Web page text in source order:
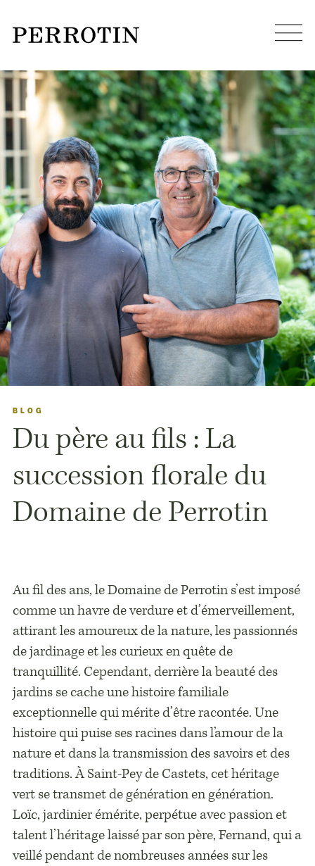
BLOG
Du père au fils : La
succession florale du
Domaine de Perrotin
Au fil des ans, le Domaine de Perrotin s’est imposé
comme un havre de verdure et d’émerveillement,
attirant les amoureux de la nature, les passionnés
de jardinage et les curieux en quête de
tranquillité. Cependant, derrière la beauté des
jardins se cache une histoire familiale
exceptionnelle qui mérite d’être racontée. Une
histoire qui puise ses racines dans l’amour de la
nature et dans la transmission des savoirs et des
traditions. À Saint-Pey de Castets, cet héritage
vert se transmet de génération en génération.
Loïc, jardinier émérite, perpétue avec passion et
talent l’héritage laissé par son père, Fernand, qui a
veillé pendant de nombreuses années sur les